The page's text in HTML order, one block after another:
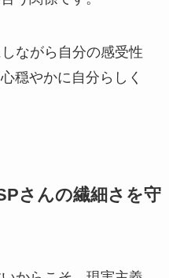
ながら自分の感受性
穏やかに自分らしく
さんの繊細さを守